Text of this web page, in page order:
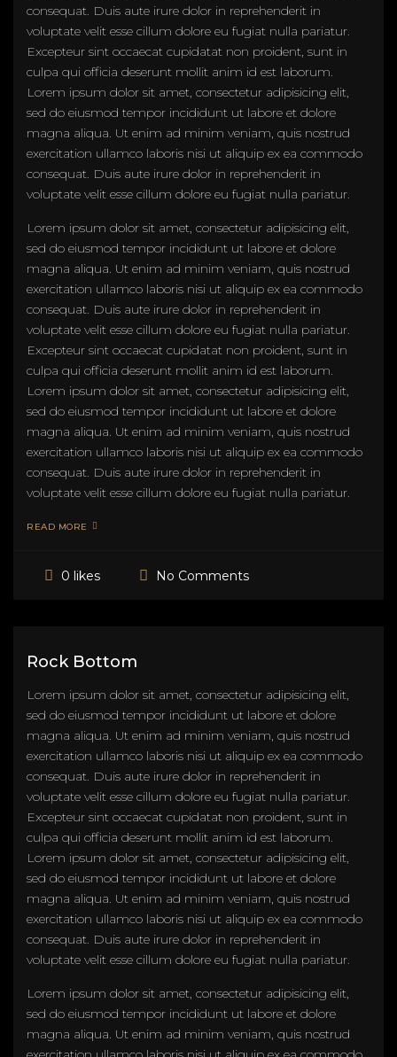
consequat. Duis aute irure dolor in reprehenderit in
voluptate velit esse cillum dolore eu fugiat nulla pariatur.
Excepteur sint occaecat cupidatat non proident, sunt in
culpa qui officia deserunt mollit anim id est laborum.
Lorem ipsum dolor sit amet, consectetur adipisicing elit,
sed do eiusmod tempor incididunt ut labore et dolore
magna aliqua. Ut enim ad minim veniam, quis nostrud
exercitation ullamco laboris nisi ut aliquip ex ea commodo
consequat. Duis aute irure dolor in reprehenderit in
voluptate velit esse cillum dolore eu fugiat nulla pariatur.
Lorem ipsum dolor sit amet, consectetur adipisicing elit,
sed do eiusmod tempor incididunt ut labore et dolore
magna aliqua. Ut enim ad minim veniam, quis nostrud
exercitation ullamco laboris nisi ut aliquip ex ea commodo
consequat. Duis aute irure dolor in reprehenderit in
voluptate velit esse cillum dolore eu fugiat nulla pariatur.
Excepteur sint occaecat cupidatat non proident, sunt in
culpa qui officia deserunt mollit anim id est laborum.
Lorem ipsum dolor sit amet, consectetur adipisicing elit,
sed do eiusmod tempor incididunt ut labore et dolore
magna aliqua. Ut enim ad minim veniam, quis nostrud
exercitation ullamco laboris nisi ut aliquip ex ea commodo
consequat. Duis aute irure dolor in reprehenderit in
voluptate velit esse cillum dolore eu fugiat nulla pariatur.
READ MORE
0 likes No Comments
Rock Bottom
Lorem ipsum dolor sit amet, consectetur adipisicing elit,
sed do eiusmod tempor incididunt ut labore et dolore
magna aliqua. Ut enim ad minim veniam, quis nostrud
exercitation ullamco laboris nisi ut aliquip ex ea commodo
consequat. Duis aute irure dolor in reprehenderit in
voluptate velit esse cillum dolore eu fugiat nulla pariatur.
Excepteur sint occaecat cupidatat non proident, sunt in
culpa qui officia deserunt mollit anim id est laborum.
Lorem ipsum dolor sit amet, consectetur adipisicing elit,
sed do eiusmod tempor incididunt ut labore et dolore
magna aliqua. Ut enim ad minim veniam, quis nostrud
exercitation ullamco laboris nisi ut aliquip ex ea commodo
consequat. Duis aute irure dolor in reprehenderit in
voluptate velit esse cillum dolore eu fugiat nulla pariatur.
Lorem ipsum dolor sit amet, consectetur adipisicing elit,
sed do eiusmod tempor incididunt ut labore et dolore
magna aliqua. Ut enim ad minim veniam, quis nostrud